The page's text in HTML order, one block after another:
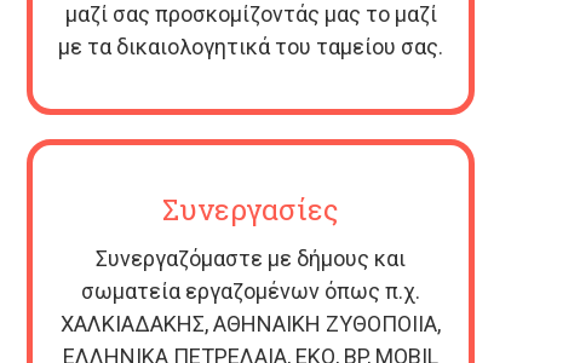
μαζί σας προσκομίζοντάς μας το μαζί
με τα δικαιολογητικά του ταμείου σας.
Συνεργασίες
Συνεργαζόμαστε με δήμους και
σωματεία εργαζομένων όπως π.χ.
ΧΑΛΚΙΑΔΑΚΗΣ, ΑΘΗΝΑΙΚΗ ΖΥΘΟΠΟΙΙΑ,
ΕΛΛΗΝΙΚΑ ΠΕΤΡΕΛΑΙΑ, ΕΚΟ, BP, MOBIL